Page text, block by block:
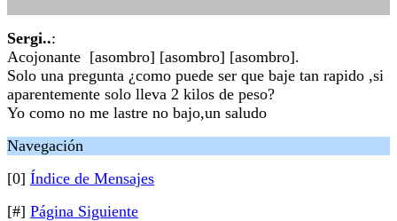
Sergi..:
Acojonante [asombro] [asombro] [asombro].
Solo una pregunta ¿como puede ser que baje tan rapido ,si
aparentemente solo lleva 2 kilos de peso?
Yo como no me lastre no bajo,un saludo
Navegación
[0] Índice de Mensajes
[#] Página Siguiente